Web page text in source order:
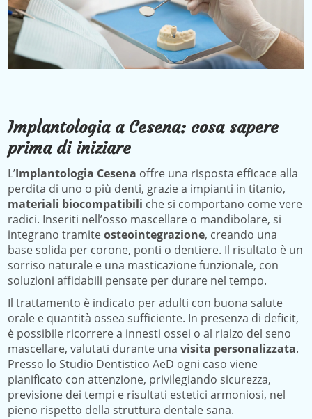
Implantologia a Cesena: cosa sapere
prima di iniziare
L’Implantologia Cesena offre una risposta efficace alla
perdita di uno o più denti, grazie a impianti in titanio,
materiali biocompatibili che si comportano come vere
radici. Inseriti nell’osso mascellare o mandibolare, si
integrano tramiteosteointegrazione, creando una
base solida per corone, ponti o dentiere. Il risultato è un
sorriso naturale e una masticazione funzionale, con
soluzioni affidabili pensate per durare nel tempo.
Il trattamento è indicato per adulti con buona salute
orale e quantità ossea sufficiente. In presenza di deficit,
è possibile ricorrere a innesti ossei o al rialzo del seno
mascellare, valutati durante unavisita personalizzata.
Presso lo Studio Dentistico AeD ogni caso viene
pianificato con attenzione, privilegiando sicurezza,
previsione dei tempi e risultati estetici armoniosi, nel
pieno rispetto della struttura dentale sana.